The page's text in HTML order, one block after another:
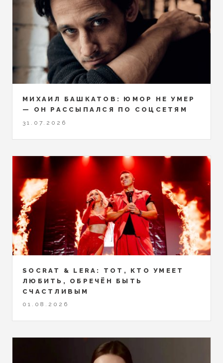
МИХАИЛ БАШКАТОВ: ЮМОР НЕ УМЕР
— ОН РАССЫПАЛСЯ ПО СОЦСЕТЯМ
31.07.2026
SOCRAT & LERA: ТОТ, КТО УМЕЕТ
ЛЮБИТЬ, ОБРЕЧЁН БЫТЬ
СЧАСТЛИВЫМ
01.08.2026